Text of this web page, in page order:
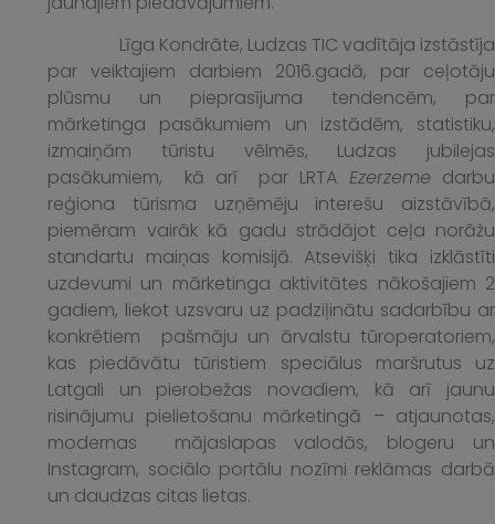
Līga Kondrāte, Ludzas TIC vadītāja izstāstīja
par veiktajiem darbiem 2016.gadā, par ceļotāju
plūsmu un pieprasījuma tendencēm, par
mārketinga pasākumiem un izstādēm, statistiku,
izmaiņām tūristu vēlmēs, Ludzas jubilejas
pasākumiem, kā arī par LRTA Ezerzeme darbu
reģiona tūrisma uzņēmēju interešu aizstāvībā,
piemēram vairāk kā gadu strādājot ceļa norāžu
standartu maiņas komisijā. Atsevišķi tika izklāstīti
uzdevumi un mārketinga aktivitātes nākošajiem 2
gadiem, liekot uzsvaru uz padziļinātu sadarbību ar
konkrētiem pašmāju un ārvalstu tūroperatoriem,
kas piedāvātu tūristiem speciālus maršrutus uz
Latgali un pierobežas novadiem, kā arī jaunu
risinājumu pielietošanu mārketingā – atjaunotas,
modernas mājaslapas valodās, blogeru un
Instagram, sociālo portālu nozīmi reklāmas darbā
un daudzas citas lietas.